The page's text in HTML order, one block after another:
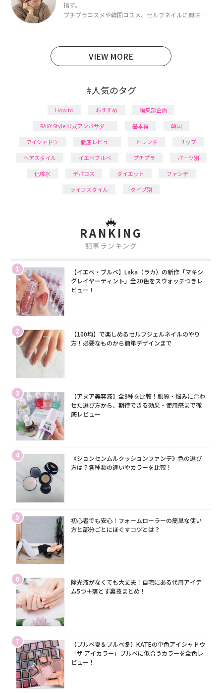
指す。
プチプラコスメや韓国コスメ、セルフネイルに興味が
日本化粧品検定1級保有。
VIEW MORE
#人気のタグ
How to おすすめ
編集部企画
RAXY Style 公式アンバサダー
基本編
韓国
アイシャドウ
徹底レビュー トレンド
リップ
ヘアスタイル
イエベブルベ プチプラ
パーツ別
化粧水
デパコス ダイエット
ファンデ
ライフスタイル
タイプ別
RANKING
記事ランキング
1
【イエベ・ブルベ】Laka（ラカ）の新作「マキシ
グレイヤーティント」全20色をスウォッチつきレ
ビュー！
2
【100均】で楽しめるセルフジェルネイルのやり
方！必要なものから簡単デザインまで
3
【アヌア美容液】全9種を比較！肌質・悩みに合わ
せた選び方から、期待できる効果・使用感まで徹
底レビュー
4
《ジョンセンムルクッションファンデ》色の選び
方は？各種類の違いやカラーを比較！
5
初心者でも安心！フォームローラーの簡単な使い
方と部分ごとにほぐすコツとは？
6
除光液がなくても大丈夫！自宅にある代用アイテ
ム5つ＋落とす裏技まとめ！
7
【ブルベ夏＆ブルベ冬】KATEの単色アイシャドウ
「ザ アイカラー」ブルベに似合うカラーを全色レ
ビュー！